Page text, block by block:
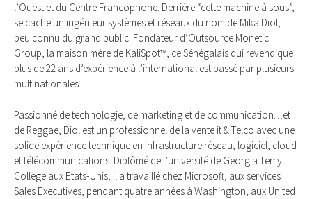
l’Ouest et du Centre Francophone. Derrière “cette machine à sous”,
se cache un ingénieur systèmes et réseaux du nom de Mika Diol,
peu connu du grand public. Fondateur d’Outsource Monetic
Group, la maison mère de KaliSpot™, ce Sénégalais qui revendique
plus de 22 ans d’expérience à l’international est passé par plusieurs
multinationales.
Passionné de technologie, de marketing et de communication…et
de Reggae, Diol est un professionnel de la vente it & Telco avec une
solide expérience technique en infrastructure réseau, logiciel, cloud
et télécommunications. Diplômé de l’université de Georgia Terry
College aux Etats-Unis, il a travaillé chez Microsoft, aux services
Sales Executives, pendant quatre années à Washington, aux United